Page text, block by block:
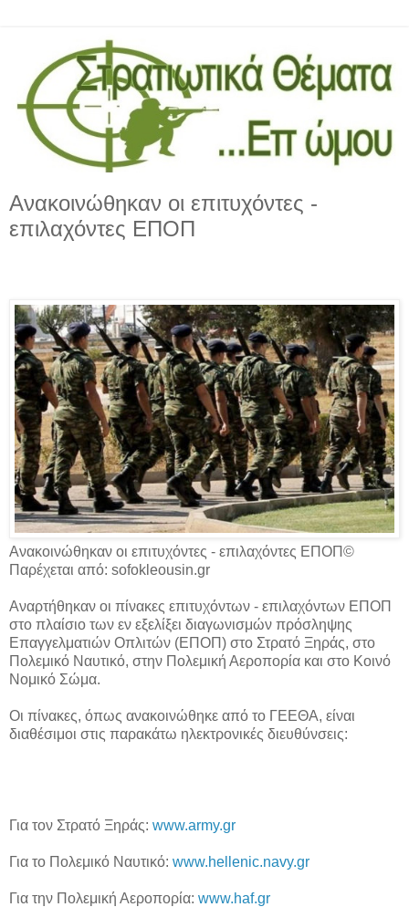
Ανακοινώθηκαν οι επιτυχόντες -
επιλαχόντες ΕΠΟΠ
Ανακοινώθηκαν οι επιτυχόντες - επιλαχόντες ΕΠΟΠ©
Παρέχεται από: sofokleousin.gr
Αναρτήθηκαν οι πίνακες επιτυχόντων - επιλαχόντων ΕΠΟΠ
στο πλαίσιο των εν εξελίξει διαγωνισμών πρόσληψης
Επαγγελματιών Οπλιτών (ΕΠΟΠ) στο Στρατό Ξηράς, στο
Πολεμικό Ναυτικό, στην Πολεμική Αεροπορία και στο Κοινό
Νομικό Σώμα.
Οι πίνακες, όπως ανακοινώθηκε από το ΓΕΕΘΑ, είναι
διαθέσιμοι στις παρακάτω ηλεκτρονικές διευθύνσεις:
Για τον Στρατό Ξηράς: www.army.gr
Για το Πολεμικό Ναυτικό: www.hellenic.navy.gr
Για την Πολεμική Αεροπορία: www.haf.gr